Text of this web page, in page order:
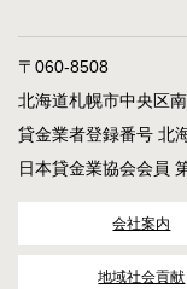
〒060-8508
北海道札幌市中央区
貸金業者登録番号 北
日本貸金業協会会員
会社案内
地域社会貢献